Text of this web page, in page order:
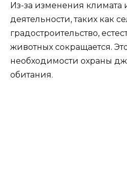
Из-за изменения климата
деятельности, таких как
градостроительство,
животных сокращается.
необходимости охраны
обитания.